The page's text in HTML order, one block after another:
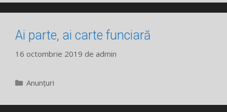
Ai parte, ai carte funciară
16 octombrie 2019 de admin
Categorii
Anunțuri